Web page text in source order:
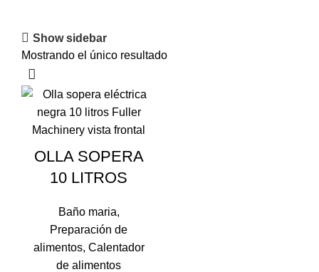
Show sidebar
Mostrando el único resultado
OLLA SOPERA
10 LITROS
Baño maria,
Preparación de
alimentos, Calentador
de alimentos